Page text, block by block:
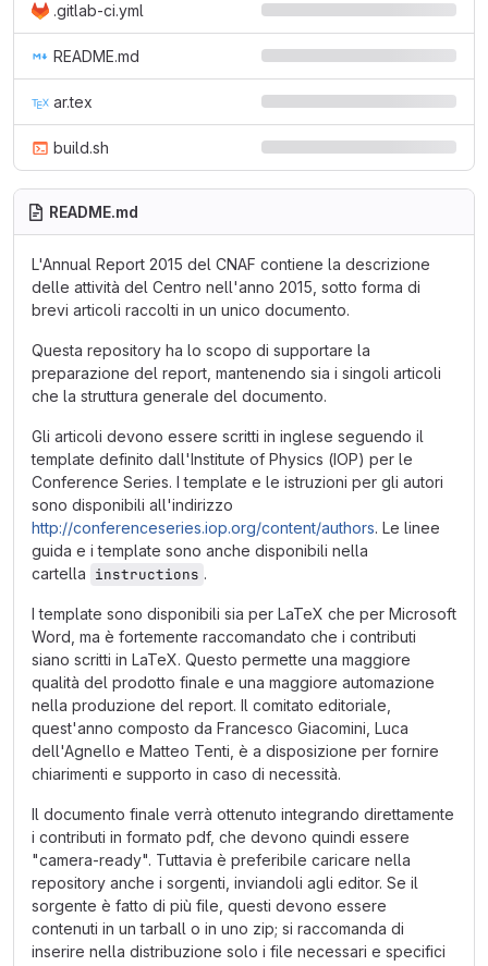
.gitlab-ci.yml
README.md
ar.tex
build.sh
README.md
L'Annual Report 2015 del CNAF contiene la descrizione
delle attività del Centro nell'anno 2015, sotto forma di
brevi articoli raccolti in un unico documento.
Questa repository ha lo scopo di supportare la
preparazione del report, mantenendo sia i singoli articoli
che la struttura generale del documento.
Gli articoli devono essere scritti in inglese seguendo il
template definito dall'Institute of Physics (IOP) per le
Conference Series. I template e le istruzioni per gli autori
sono disponibili all'indirizzo
http://conferenceseries.iop.org/content/authors. Le linee
guida e i template sono anche disponibili nella
cartella instructions .
I template sono disponibili sia per LaTeX che per Microsoft
Word, ma è fortemente raccomandato che i contributi
siano scritti in LaTeX. Questo permette una maggiore
qualità del prodotto finale e una maggiore automazione
nella produzione del report. Il comitato editoriale,
quest'anno composto da Francesco Giacomini, Luca
dell'Agnello e Matteo Tenti, è a disposizione per fornire
chiarimenti e supporto in caso di necessità.
Il documento finale verrà ottenuto integrando direttamente
i contributi in formato pdf, che devono quindi essere
"camera-ready". Tuttavia è preferibile caricare nella
repository anche i sorgenti, inviandoli agli editor. Se il
sorgente è fatto di più file, questi devono essere
contenuti in un tarball o in uno zip; si raccomanda di
inserire nella distribuzione solo i file necessari e specifici